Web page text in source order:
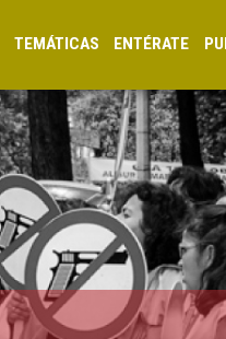
TEMÁTICAS ENTÉRATE